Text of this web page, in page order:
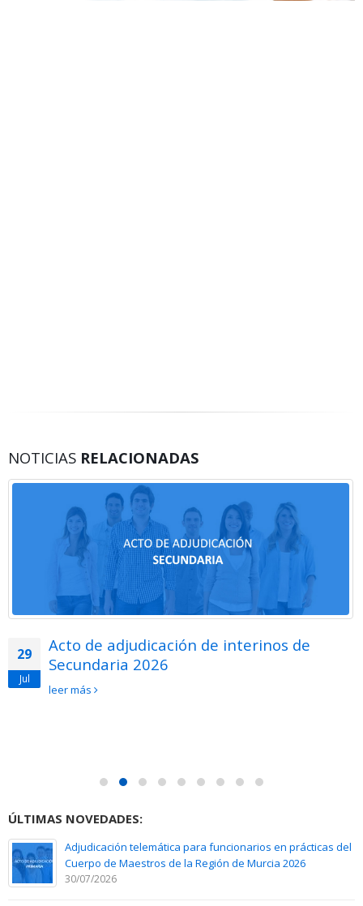
NOTICIAS RELACIONADAS
29
Jul
Acto de adjudicación de interinos de
Secundaria 2026
leer más
ÚLTIMAS NOVEDADES:
Adjudicación telemática para funcionarios en prácticas del
Cuerpo de Maestros de la Región de Murcia 2026
30/07/2026